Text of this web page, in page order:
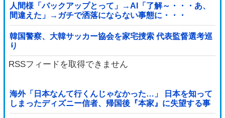
人間様「バックアップとって」→AI「了解～・・・あ、
間違えた」→ガチで洒落にならない事態に・・・
韓国警察、大韓サッカー協会を家宅捜索 代表監督選考巡
り
RSSフィードを取得できません
海外「日本なんて行くんじゃなかった…」 日本を知って
しまったディズニー信者、帰国後『本家』に失望する事
態に